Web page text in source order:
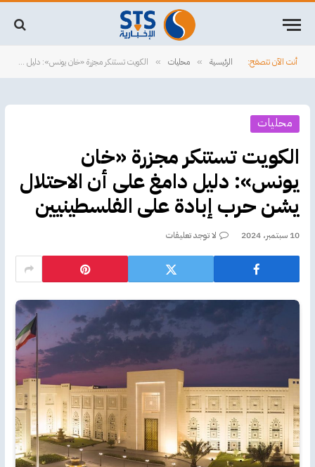
أنت الآن تتصفح: الرئيسية » محليات » الكويت تستنكر مجزرة «خان يونس»: دليل دامغ على أن الاحتلال يشن حرب إبادة على الفلسطينيين
محليات
الكويت تستنكر مجزرة «خان
يونس»: دليل دامغ على أن الاحتلال
يشن حرب إبادة على الفلسطينيين
10 سبتمبر، 2024 لا توجد تعليقات